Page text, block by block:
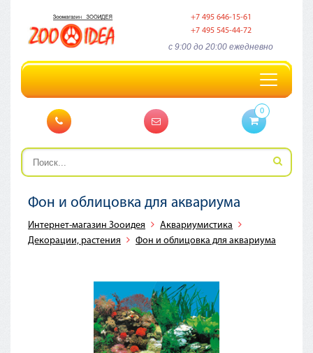
+7 495 646-15-61
+7 495 545-44-72
c 9:00 до 20:00 ежедневно
Toggle
navigation
0
Фон и облицовка для аквариума
Интернет-магазин Зооидея
Аквариумистика
Декорации, растения
Фон и облицовка для аквариума